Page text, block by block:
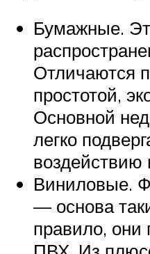
Бумажные.
Отличаются
простотой,
Основной
легко
воздействию
Виниловые.
— основа
правило, они